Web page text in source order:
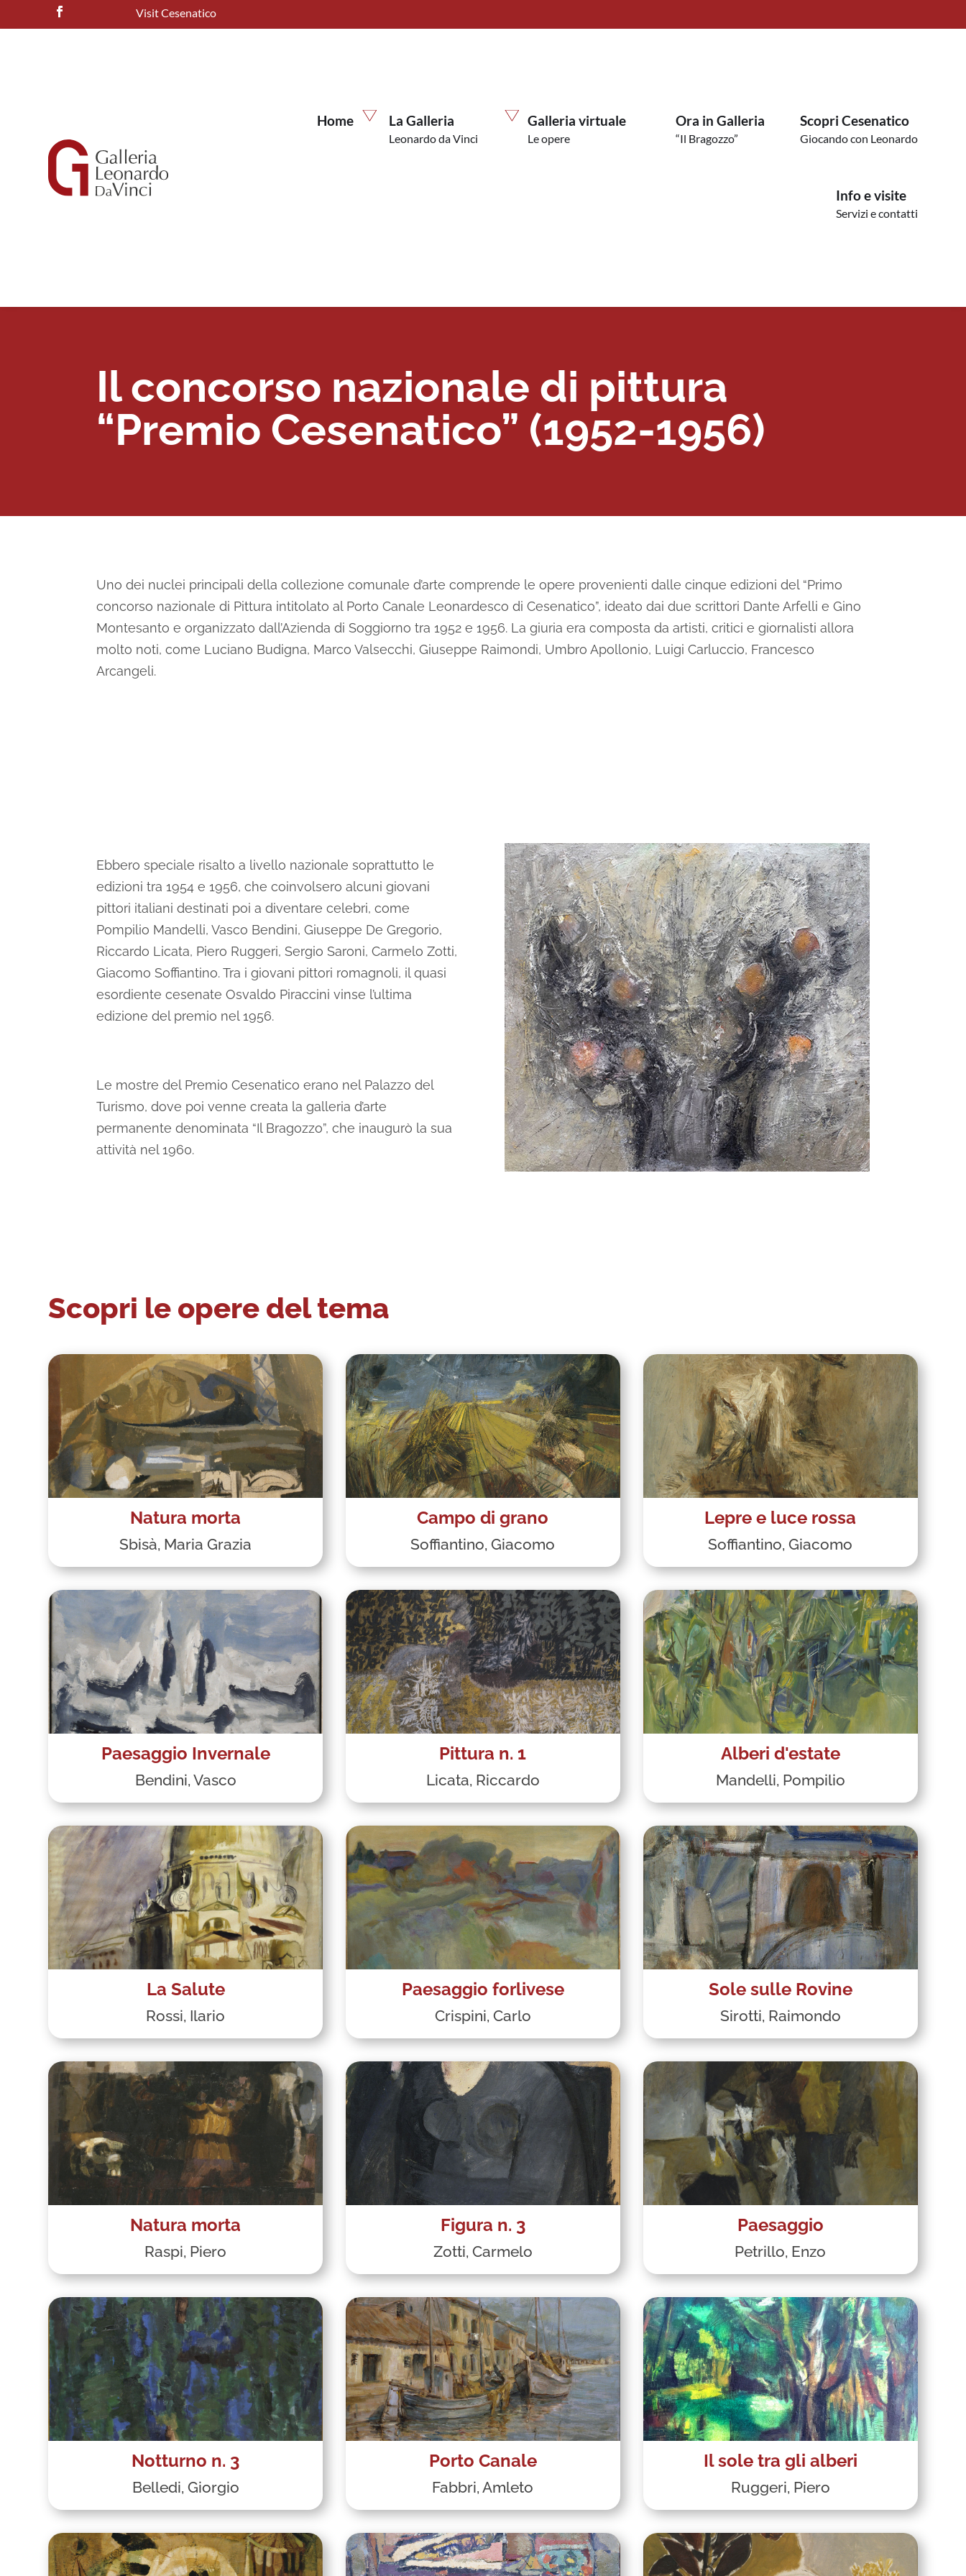
Visit Cesenatico
Home La Galleria
Leonardo da Vinci
Galleria virtuale
Le opere
Ora in Galleria
“Il Bragozzo”
Scopri Cesenatico
Giocando con Leonardo
Info e visite
Servizi e contatti
Il concorso nazionale di pittura
“Premio Cesenatico” (1952-1956)
Uno dei nuclei principali della collezione comunale d’arte comprende le opere provenienti dalle cinque edizioni del “Primo
concorso nazionale di Pittura intitolato al Porto Canale Leonardesco di Cesenatico”, ideato dai due scrittori Dante Arfelli e Gino
Montesanto e organizzato dall’Azienda di Soggiorno tra 1952 e 1956. La giuria era composta da artisti, critici e giornalisti allora
molto noti, come Luciano Budigna, Marco Valsecchi, Giuseppe Raimondi, Umbro Apollonio, Luigi Carluccio, Francesco
Arcangeli.
Ebbero speciale risalto a livello nazionale soprattutto le
edizioni tra 1954 e 1956, che coinvolsero alcuni giovani
pittori italiani destinati poi a diventare celebri, come
Pompilio Mandelli, Vasco Bendini, Giuseppe De Gregorio,
Riccardo Licata, Piero Ruggeri, Sergio Saroni, Carmelo Zotti,
Giacomo Soffiantino. Tra i giovani pittori romagnoli, il quasi
esordiente cesenate Osvaldo Piraccini vinse l’ultima
edizione del premio nel 1956.
Le mostre del Premio Cesenatico erano nel Palazzo del
Turismo, dove poi venne creata la galleria d’arte
permanente denominata “Il Bragozzo”, che inaugurò la sua
attività nel 1960.
Scopri le opere del tema
Natura morta
Sbisà, Maria Grazia
Campo di grano
Soffiantino, Giacomo
Lepre e luce rossa
Soffiantino, Giacomo
Paesaggio Invernale
Bendini, Vasco
Pittura n. 1
Licata, Riccardo
Alberi d'estate
Mandelli, Pompilio
La Salute
Rossi, Ilario
Paesaggio forlivese
Crispini, Carlo
Sole sulle Rovine
Sirotti, Raimondo
Natura morta
Raspi, Piero
Figura n. 3
Zotti, Carmelo
Paesaggio
Petrillo, Enzo
Notturno n. 3
Belledi, Giorgio
Porto Canale
Fabbri, Amleto
Il sole tra gli alberi
Ruggeri, Piero